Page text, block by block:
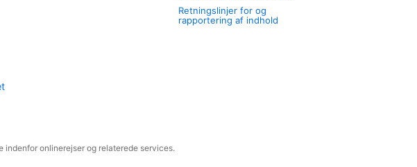
Retningslinjer for og
rapportering af indhold
indenfor onlinerejser og relaterede services.